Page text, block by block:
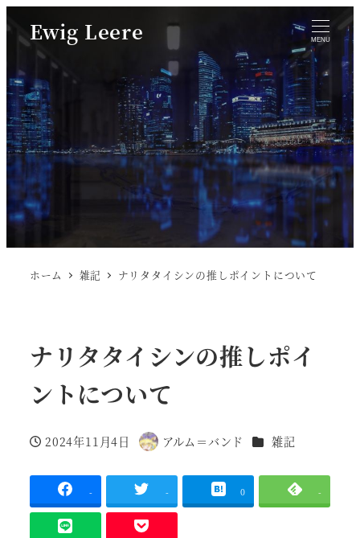
Ewig Leere MENU
ホーム 雑記 ナリタタイシンの推しポイントについて
ナリタタイシンの推しポイ
ントについて
投稿日
2024年11月4日
著
アルム＝バンド カテゴリー
雑記
- - 0 -